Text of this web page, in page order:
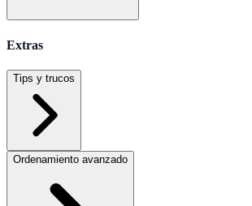
Extras
Tips y trucos
Ordenamiento avanzado